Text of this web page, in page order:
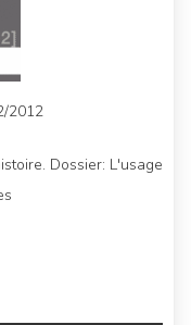
2012
Dossier: L'usage